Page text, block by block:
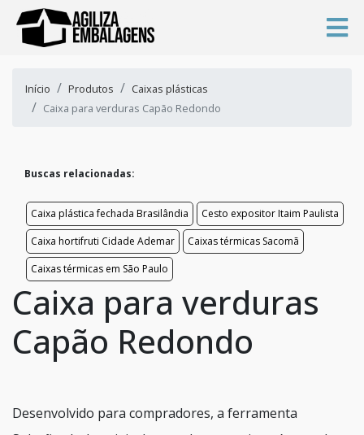
Início Produtos
Caixas plásticas
Caixa para verduras Capão Redondo
Buscas relacionadas:
Caixa plástica fechada Brasilândia
Cesto expositor Itaim Paulista
Caixa hortifruti Cidade Ademar
Caixas térmicas Sacomã
Caixas térmicas em São Paulo
Caixa para verduras
Capão Redondo
Desenvolvido para compradores, a ferramenta